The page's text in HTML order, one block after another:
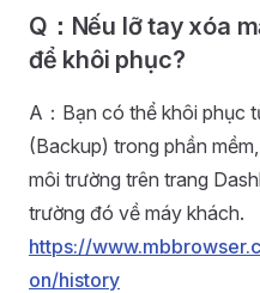
Q：Nếu lỡ tay xóa
để khôi phục?
A：Bạn có thể khôi phục
(Backup) trong phần
môi trường trên trang
trường đó về máy khách.
https://
on/history